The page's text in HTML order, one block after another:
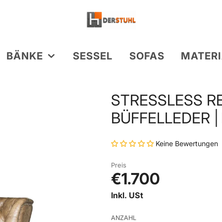
KOCHINSEL STÜHLE
BÄNKE SESSEL SOFAS
DESIGN PRODUKTE
BÜFFELLEDER
SAMT & STOFF
HOLZ & METALL
STRESSLESS
BÜFFELLEDER
Keine Bewertungen
Preis
€1.700
Inkl. USt
ANZAHL